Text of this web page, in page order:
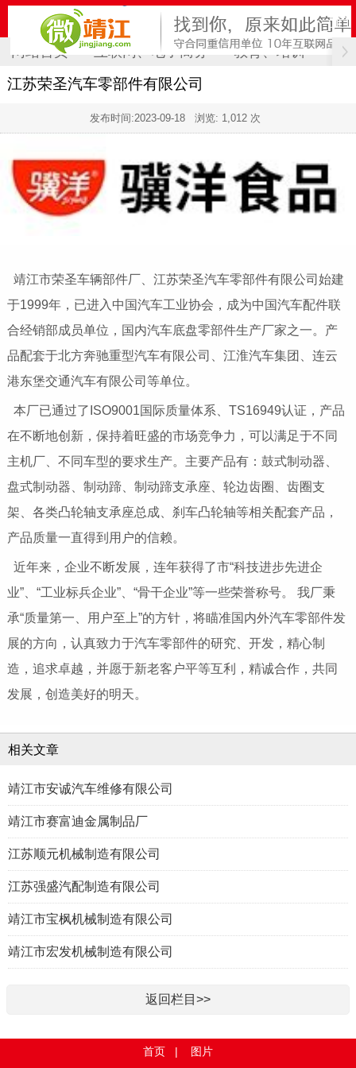
网站首页 互联网、电子商务 教育、培训 计
江苏荣圣汽车零部件有限公司
发布时间:2023-09-18 浏览: 1,012 次
靖江市荣圣车辆部件厂、江苏荣圣汽车零部件有限公司始建
于1999年，已进入中国汽车工业协会，成为中国汽车配件联
合经销部成员单位，国内汽车底盘零部件生产厂家之一。产
品配套于北方奔驰重型汽车有限公司、江淮汽车集团、连云
港东堡交通汽车有限公司等单位。
本厂已通过了ISO9001国际质量体系、TS16949认证，产品
在不断地创新，保持着旺盛的市场竞争力，可以满足于不同
主机厂、不同车型的要求生产。主要产品有：鼓式制动器、
盘式制动器、制动蹄、制动蹄支承座、轮边齿圈、齿圈支
架、各类凸轮轴支承座总成、刹车凸轮轴等相关配套产品，
产品质量一直得到用户的信赖。
近年来，企业不断发展，连年获得了市“科技进步先进企
业”、“工业标兵企业”、“骨干企业”等一些荣誉称号。 我厂秉
承“质量第一、用户至上”的方针，将瞄准国内外汽车零部件发
展的方向，认真致力于汽车零部件的研究、开发，精心制
造，追求卓越，并愿于新老客户平等互利，精诚合作，共同
发展，创造美好的明天。
相关文章
靖江市安诚汽车维修有限公司
靖江市赛富迪金属制品厂
江苏顺元机械制造有限公司
江苏强盛汽配制造有限公司
靖江市宝枫机械制造有限公司
靖江市宏发机械制造有限公司
返回栏目>>
首页 | 图片